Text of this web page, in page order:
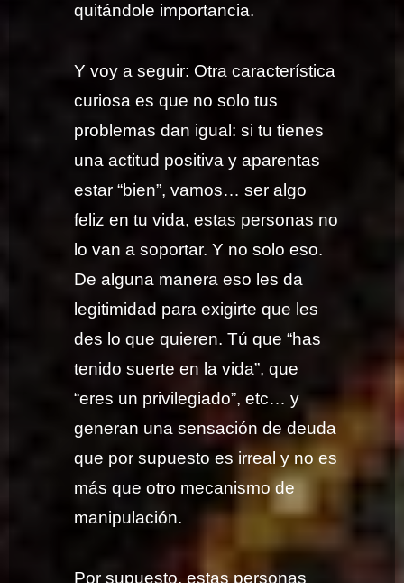
quitándole importancia.
Y voy a seguir: Otra característica
curiosa es que no solo tus
problemas dan igual: si tu tienes
una actitud positiva y aparentas
estar “bien”, vamos… ser algo
feliz en tu vida, estas personas no
lo van a soportar. Y no solo eso.
De alguna manera eso les da
legitimidad para exigirte que les
des lo que quieren. Tú que “has
tenido suerte en la vida”, que
“eres un privilegiado”, etc… y
generan una sensación de deuda
que por supuesto es irreal y no es
más que otro mecanismo de
manipulación.
Por supuesto, estas personas